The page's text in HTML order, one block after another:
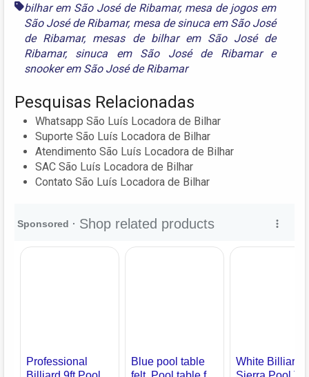
bilhar em São José de Ribamar, mesa de jogos em
São José de Ribamar, mesa de sinuca em São José
de Ribamar, mesas de bilhar em São José de
Ribamar, sinuca em São José de Ribamare
snooker em São José de Ribamar
Pesquisas Relacionadas
Whatsapp São Luís Locadora de Bilhar
Suporte São Luís Locadora de Bilhar
Atendimento São Luís Locadora de Bilhar
SAC São Luís Locadora de Bilhar
Contato São Luís Locadora de Bilhar